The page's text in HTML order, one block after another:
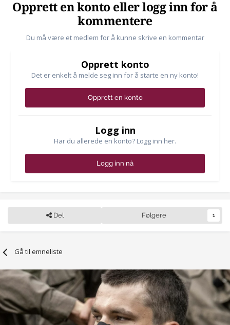
Opprett en konto eller logg inn for å
kommentere
Du må være et medlem for å kunne skrive en kommentar
Opprett konto
Det er enkelt å melde seg inn for å starte en ny konto!
Opprett en konto
Logg inn
Har du allerede en konto? Logg inn her.
Logg inn nå
Del Følgere 1
Gå til emneliste